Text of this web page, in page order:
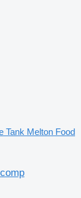
Tank Melton Food